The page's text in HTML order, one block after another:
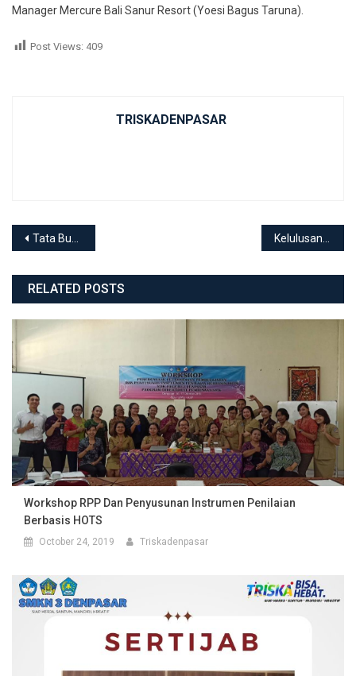
Manager Mercure Bali Sanur Resort (Yoesi Bagus Taruna).
Post Views: 409
TRISKADENPASAR
Post navigation
Tata Busana, Susul Kecantikan Melaju ke Tingkat Nasional dalam LKS SMK Tahun 2024
RELATED POSTS
Workshop RPP Dan Penyusunan Instrumen Penilaian
Berbasis HOTS
October 24, 2019 Triskadenpasar